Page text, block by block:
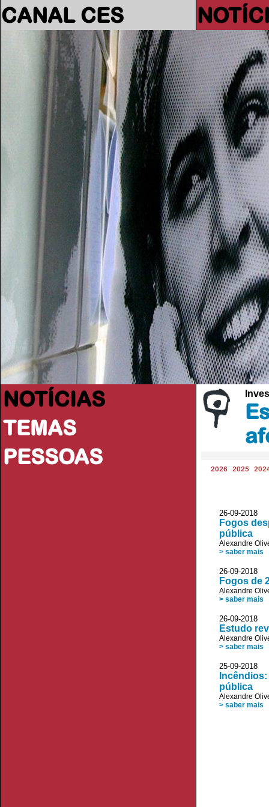
CANAL CES
NOTÍCIAS
TEMAS
PESSOAS
2026 2025
26-09-
Fogos
pública
Alexandre
> saber mais
26-09-2018
Fogos de
Alexandre
> saber mais
26-09-
Estudo
Alexandre
> saber mais
25-09-2018
pública
Alexandre
> saber mais